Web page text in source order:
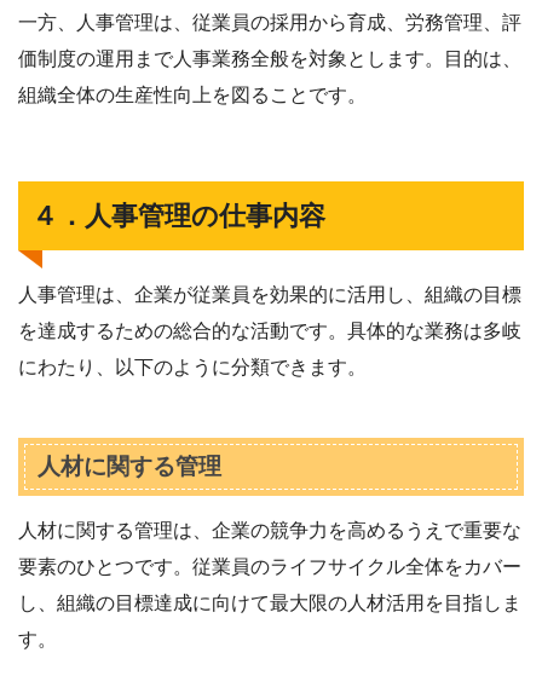
一方、人事管理は、従業員の採用から育成、労務管理、評
価制度の運用まで人事業務全般を対象とします。目的は、
組織全体の生産性向上を図ることです。
４．人事管理の仕事内容
人事管理は、企業が従業員を効果的に活用し、組織の目標
を達成するための総合的な活動です。具体的な業務は多岐
にわたり、以下のように分類できます。
人材に関する管理
人材に関する管理は、企業の競争力を高めるうえで重要な
要素のひとつです。従業員のライフサイクル全体をカバー
し、組織の目標達成に向けて最大限の人材活用を目指しま
す。